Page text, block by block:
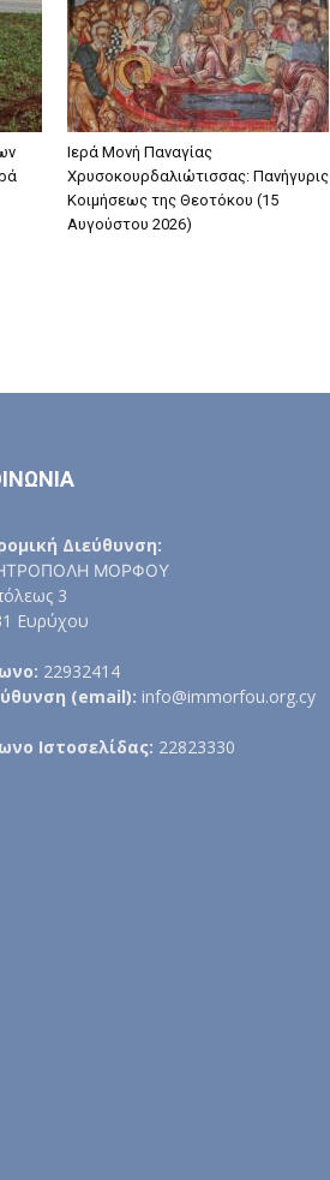
Ιερά Μονή Παναγίας
Χρυσοκουρδαλιώτισσας: Πανήγυρις
Κοιμήσεως της Θεοτόκου (15
Αυγούστου 2026)
Διεύθυνση:
ΜΟΡΦΟΥ
3
Ευρύχου
22932414
(email): info@immorfou.org.cy
Ιστοσελίδας: 22823330